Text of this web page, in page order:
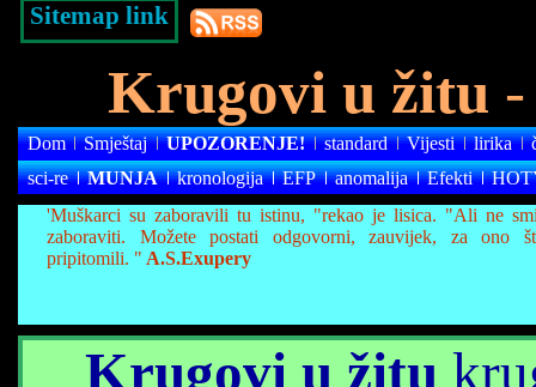
Sitemap link
Krugovi u žitu
Dom
sci-re
MUNJA kronologija EFP anomalija Efekti
Smještaj UPOZORENJE! standard Vijesti lirika
'Muškarci su zaboravili tu istinu, "rekao je lisica. "Ali ne
zaboraviti. Možete postati odgovorni, zauvijek, za ono
pripitomili. " A.S.Exupery
Krugovi u žitu